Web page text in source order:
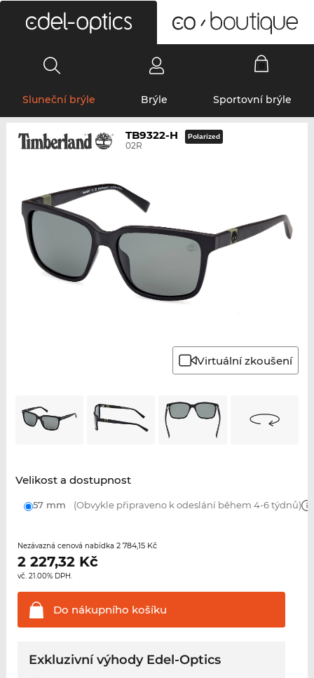
Sluneční brýle Brýle Sportovní brýle
TB9322-H
02R
Polarized
Virtuální zkoušení
Velikost a dostupnost
57 mm (Obvykle připraveno k odeslání během 4-6 týdnů)
Nezávazná cenová nabídka 2 784,15 Kč
2 227,32Kč
vč. 21.00% DPH.
Do nákupního košíku
Exkluzivní výhody Edel-Optics